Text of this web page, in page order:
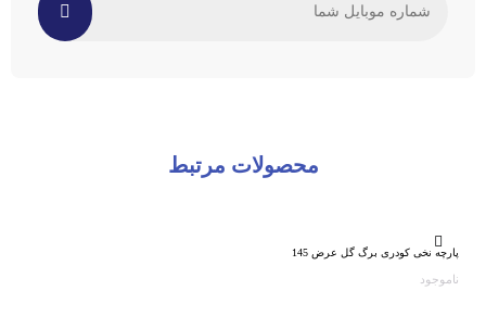
محصولات مرتبط
پارچه نخی کودری برگ گل عرض 145
ناموجود